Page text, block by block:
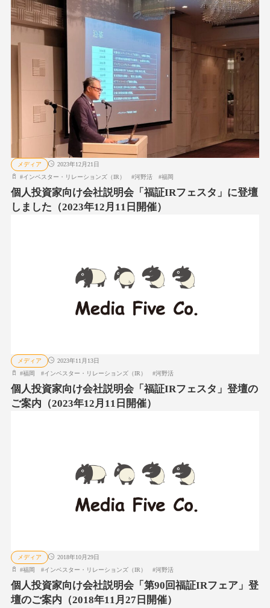
メディア
2023年12月21日
#インベスター・リレーションズ（IR） #河野活 #福岡
個人投資家向け会社説明会「福証IRフェスタ」に登壇
しました（2023年12月11日開催）
メディア
2023年11月13日
#福岡 #インベスター・リレーションズ（IR） #河野活
個人投資家向け会社説明会「福証IRフェスタ」登壇の
ご案内（2023年12月11日開催）
メディア
2018年10月29日
#福岡 #インベスター・リレーションズ（IR） #河野活
個人投資家向け会社説明会「第90回福証IRフェア」登
壇のご案内（2018年11月27日開催）